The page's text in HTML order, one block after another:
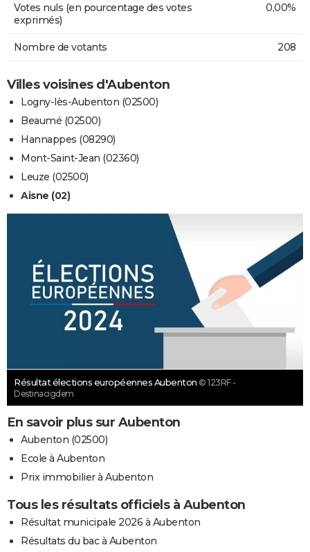
Votes nuls (en pourcentage des votes
exprimés)
0,00%
Nombre de votants 208
Villes voisines d'Aubenton
Logny-lès-Aubenton (02500)
Beaumé (02500)
Hannappes (08290)
Mont-Saint-Jean (02360)
Leuze (02500)
Aisne (02)
Résultat élections européennes Aubenton © 123RF -
Destinacigdem
En savoir plus sur Aubenton
Aubenton (02500)
Ecole à Aubenton
Prix immobilier à Aubenton
Tous les résultats officiels à Aubenton
Résultat municipale 2026 à Aubenton
Résultats du bac à Aubenton